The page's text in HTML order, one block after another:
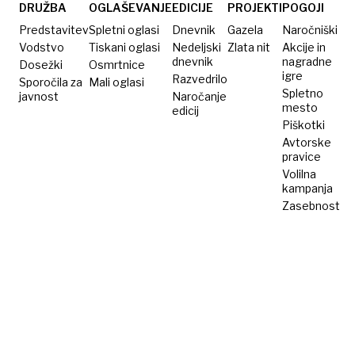
desetletja
staro
skrivnost
analiza
DNK
razkrila
sodno
zmoto
DRUŽBA
Predstavitev
Vodstvo
Dosežki
Sporočila za
javnost
OGLAŠEVANJE
Spletni oglasi
Tiskani oglasi
Osmrtnice
Mali oglasi
EDICIJE
Dnevnik
Nedeljski
dnevnik
Razvedrilo
Naročanje
edicij
PROJEKTI
Gazela
Zlata nit
POGOJI
Naročniški
Akcije in
nagradne
igre
Spletno
mesto
Piškotki
Avtorske
pravice
Volilna
kampanja
Zasebnost